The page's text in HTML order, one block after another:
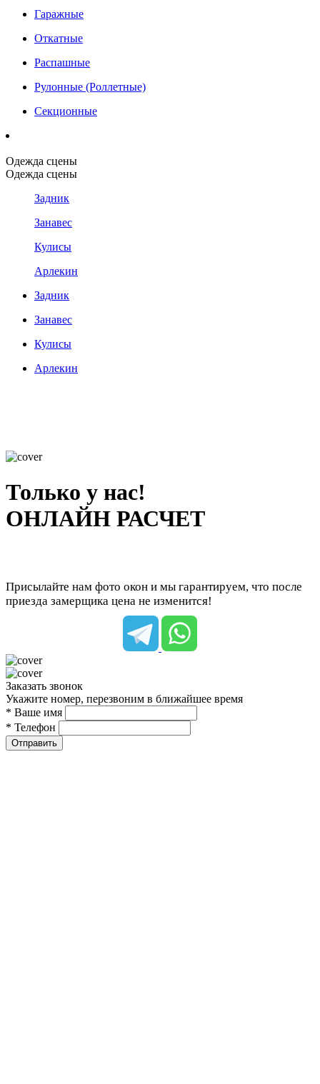
Гаражные
Откатные
Распашные
Рулонные (Роллетные)
Секционные
Одежда сцены
Одежда сцены
Задник
Занавес
Кулисы
Арлекин
Задник
Занавес
Кулисы
Арлекин
Только у нас!
ОНЛАЙН РАСЧЕТ
Присылайте нам фото окон и мы гарантируем, что после
приезда замерщика цена не изменится!
Заказать звонок
Укажите номер, перезвоним в ближайшее время
* Ваше имя
* Телефон
Отправить